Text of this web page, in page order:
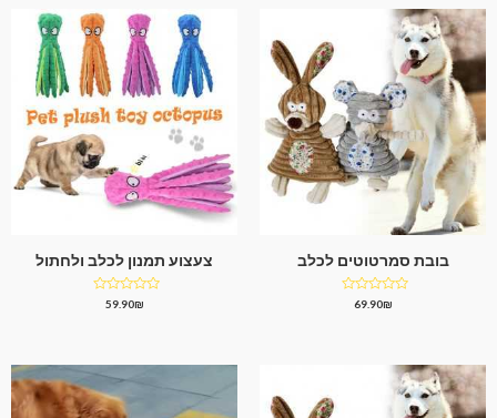
בובת סמרטוטים לכלב
דורג 69.90₪
צעצוע תמנון לכלב ולחתול
דורג 59.90₪